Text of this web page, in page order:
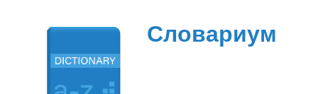
содержимому
Словариум